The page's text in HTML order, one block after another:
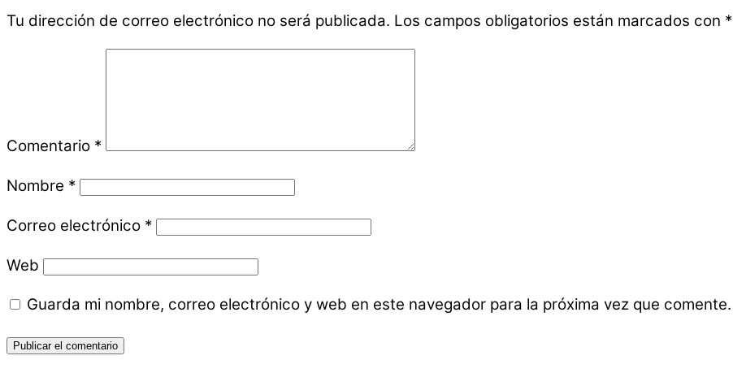
Tu dirección de correo electrónico no será publicada. Los campos obligatorios están marcados con *
Comentario *
Nombre *
Correo electrónico *
Web
Guarda mi nombre, correo electrónico y web en este navegador para la próxima vez que comente.